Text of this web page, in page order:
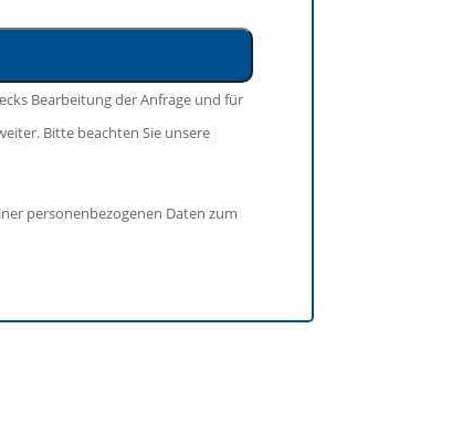
Bearbeitung der Anfrage und für
Bitte beachten Sie unsere
personenbezogenen Daten zum